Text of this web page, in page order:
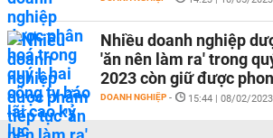
Nhiều doanh nghiệp
'ăn nên làm ra' trong
2023 còn giữ được
DOANH NGHIỆP - 15:44 | 08/02/2023